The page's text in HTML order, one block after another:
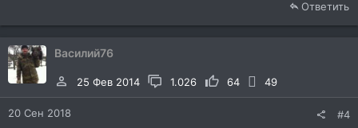
Ответить
Василий76
25 Фев 2014 1.026 64 49
20 Сен 2018 #4